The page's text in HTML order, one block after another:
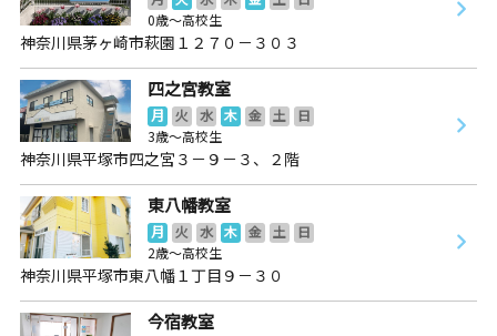
0歳～高校生
神奈川県茅ヶ崎市萩園１２７０－３０３
四之宮教室
月 火 水 木 金 土
日
3歳～高校生
神奈川県平塚市四之宮３－９－３、２階
東八幡教室
月 火 水 木 金 土
日
2歳～高校生
神奈川県平塚市東八幡１丁目９－３０
今宿教室